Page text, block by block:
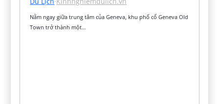
Nằm ngay giữa trung tâm của Geneva, khu phố cổ Geneva Old
Town trở thành một…